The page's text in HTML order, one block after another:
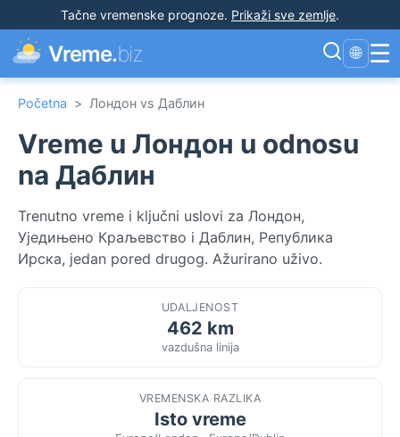
Tačne vremenske prognoze. Prikaži sve zemlje.
Vreme.biz 🌐 ☰
Početna > Лондон vs Даблин
Vreme u Лондон u odnosu
na Даблин
Trenutno vreme i ključni uslovi za Лондон,
Уједињено Краљевство i Даблин, Република
Ирска, jedan pored drugog. Ažurirano uživo.
UDALJENOST
462 km
vazdušna linija
VREMENSKA RAZLIKA
Isto vreme